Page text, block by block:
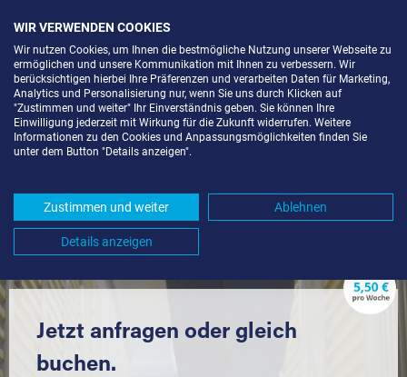
LAGERRAUM MIETEN IN
MGEBUNG *
Komfortabel einlagern mit Extraraum
Jetzt anfragen oder gleich
buchen.
WIR VERWENDEN COOKIES
Wir nutzen Cookies, um Ihnen die bestmögliche Nutzung unserer Webseite zu
ermöglichen und unsere Kommunikation mit Ihnen zu verbessern. Wir
berücksichtigen hierbei Ihre Präferenzen und verarbeiten Daten für Marketing,
Analytics und Personalisierung nur, wenn Sie uns durch Klicken auf
"Zustimmen und weiter" Ihr Einverständnis geben. Sie können Ihre
Einwilligung jederzeit mit Wirkung für die Zukunft widerrufen. Weitere
Informationen zu den Cookies und Anpassungsmöglichkeiten finden Sie
unter dem Button "Details anzeigen".
Zustimmen und weiter Ablehnen
Details anzeigen